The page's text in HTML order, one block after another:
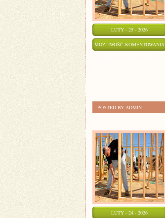
LUTY - 25 - 2026
MOŻLIWOŚĆ KOMENTOWANIA
POSTED BY ADMIN
LUTY - 24 - 2026